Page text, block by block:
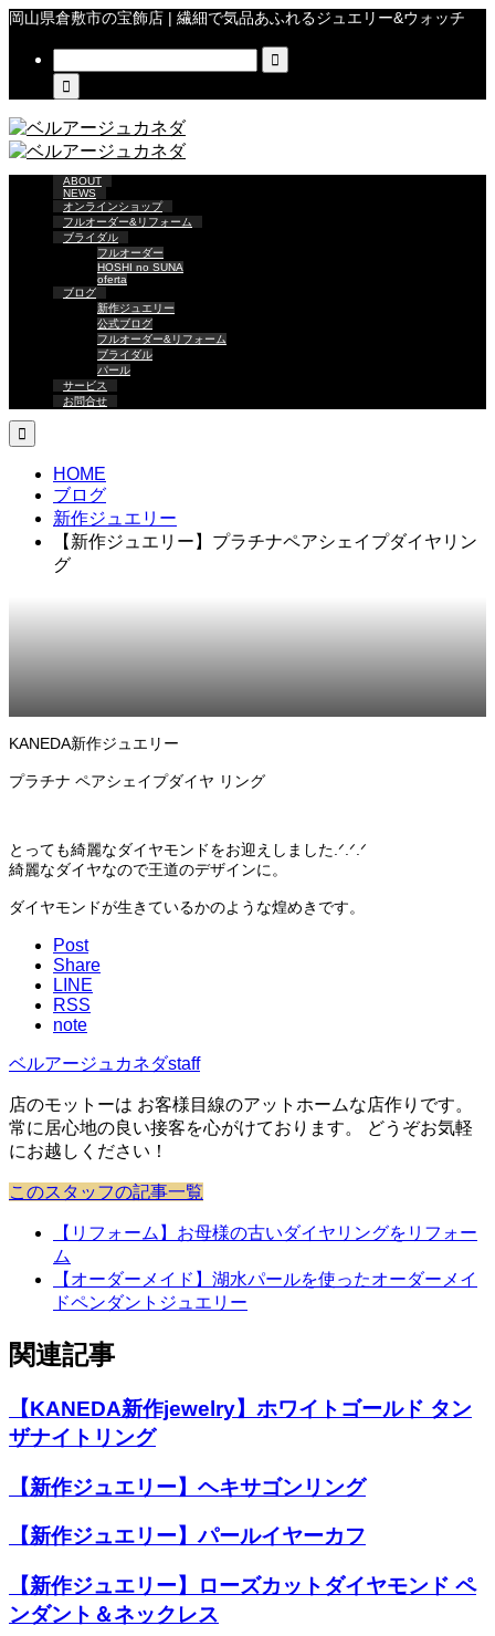
岡山県倉敷市の宝飾店 | 繊細で気品あふれるジュエリー&ウォッチ


ABOUT
NEWS
オンラインショップ
フルオーダー&リフォーム
ブライダル
フルオーダー
HOSHI no SUNA
oferta
ブログ
新作ジュエリー
公式ブログ
フルオーダー&リフォーム
ブライダル
パール
サービス
お問合せ

HOME
ブログ
新作ジュエリー
【新作ジュエリー】プラチナペアシェイプダイヤリン
グ
KANEDA新作ジュエリー
プラチナ ペアシェイプダイヤ リング
とっても綺麗なダイヤモンドをお迎えしました.ᐟ.ᐟ.ᐟ
綺麗なダイヤなので王道のデザインに。
ダイヤモンドが生きているかのような煌めきです。
Post
Share
LINE
RSS
note
ベルアージュカネダstaff
店のモットーは お客様目線のアットホームな店作りです。
常に居心地の良い接客を心がけております。 どうぞお気軽
にお越しください！
このスタッフの記事一覧
【リフォーム】お母様の古いダイヤリングをリフォー
ム
【オーダーメイド】湖水パールを使ったオーダーメイ
ドペンダントジュエリー
関連記事
【KANEDA新作jewelry】ホワイトゴールド タン
ザナイトリング
【新作ジュエリー】ヘキサゴンリング
【新作ジュエリー】パールイヤーカフ
【新作ジュエリー】ローズカットダイヤモンド ペ
ンダント＆ネックレス